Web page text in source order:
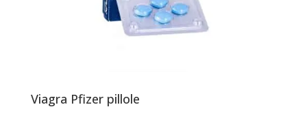
Viagra Pfizer pillole